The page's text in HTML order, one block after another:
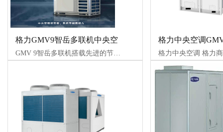
格力GMV9智岳多联机中央空 格力中央空调